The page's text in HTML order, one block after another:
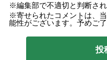
編集部で不適切と判断さ
寄せられたコメントは、
能性がございます。予めご了